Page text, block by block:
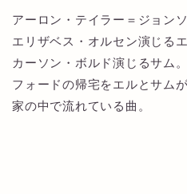
アーロン・テイラー＝ジョン
エリザベス・オルセン演じるエ
カーソン・ボルド演じるサム。
フォードの帰宅をエルとサム
家の中で流れている曲。